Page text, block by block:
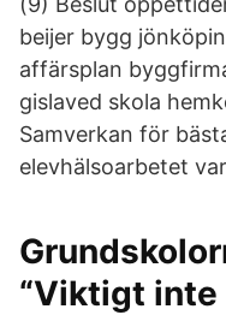
beijer bygg
affärsplan
gislaved skola
Samverkan för
elevhälsoarbetet
“Viktigt